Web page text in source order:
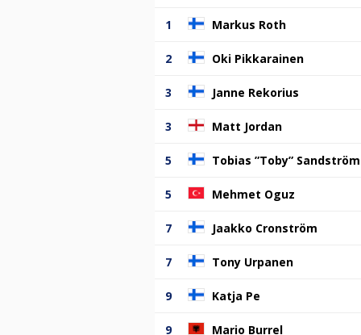
1 Markus Roth
2 Oki Pikkarainen
3 Janne Rekorius
3 Matt Jordan
5 Tobias ”Toby” Sandström
5 Mehmet Oguz
7 Jaakko Cronström
7 Tony Urpanen
9 Katja Pe
9 Mario Burrel